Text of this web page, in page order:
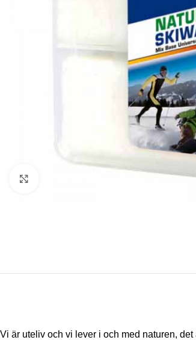
Vi är uteliv och vi lever i och med naturen,